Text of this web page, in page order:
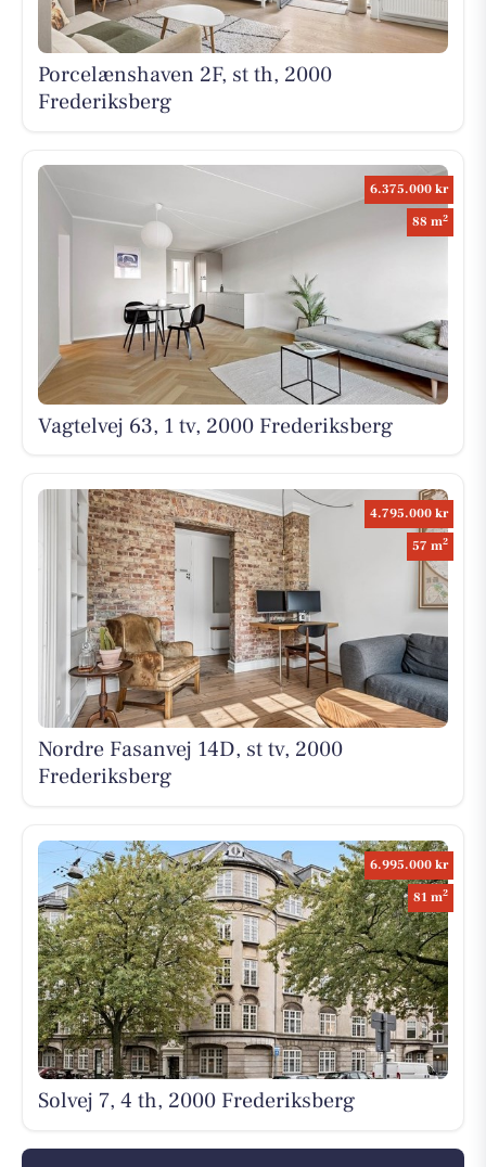
Porcelænshaven 2F, st th, 2000
Frederiksberg
6.375.000 kr
88 m2
Vagtelvej 63, 1 tv, 2000 Frederiksberg
4.795.000 kr
57 m2
Nordre Fasanvej 14D, st tv, 2000
Frederiksberg
6.995.000 kr
81 m2
Solvej 7, 4 th, 2000 Frederiksberg